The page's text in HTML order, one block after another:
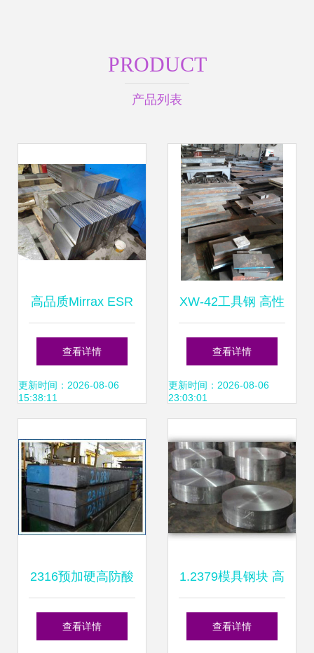
PRODUCT
产品列表
高品质Mirrax ESR
与Missax ESR模具
钢现货批发与精料
查看详情
更新时间：2026-08-06
15:38:11
XW-42工具钢 高性
能模具钢的卓越之
选
查看详情
更新时间：2026-08-06
23:03:01
2316预加硬高防酸
塑胶模具钢 锻造工
查看详情
1.2379模具钢块 高
效模具制造的优选
查看详情